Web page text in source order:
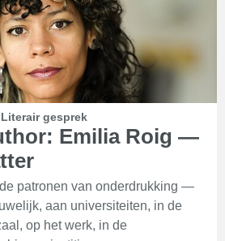
gesprek
Emilia Roig —
patronen van onderdrukking —
aan universiteiten, in de
op het werk, in de